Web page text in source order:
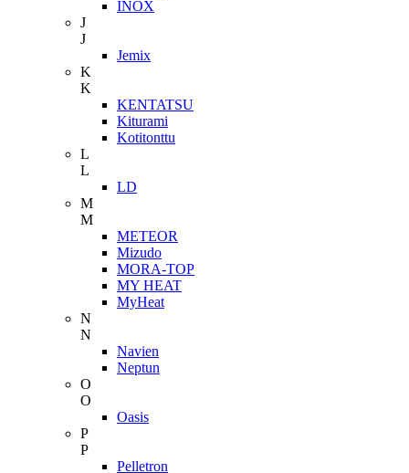
INOX
J
J
Jemix
K
K
KENTATSU
Kiturami
Kotitonttu
L
L
LD
M
M
METEOR
Mizudo
MORA-TOP
MY HEAT
MyHeat
N
N
Navien
Neptun
O
O
Oasis
P
P
Pelletron